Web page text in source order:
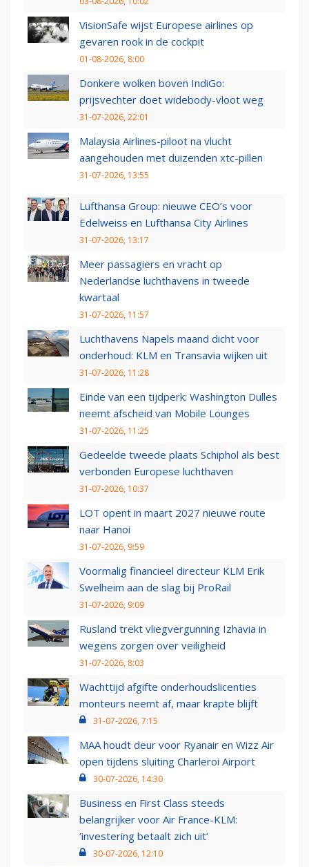
VisionSafe wijst Europese airlines op
gevaren rook in de cockpit
01-08-2026, 8:00
Donkere wolken boven IndiGo:
prijsvechter doet widebody-vloot weg
31-07-2026, 22:01
Malaysia Airlines-piloot na vlucht
aangehouden met duizenden xtc-pillen
31-07-2026, 13:55
Lufthansa Group: nieuwe CEO’s voor
Edelweiss en Lufthansa City Airlines
31-07-2026, 13:17
Meer passagiers en vracht op
Nederlandse luchthavens in tweede
kwartaal
31-07-2026, 11:57
Luchthavens Napels maand dicht voor
onderhoud: KLM en Transavia wijken uit
31-07-2026, 11:28
Einde van een tijdperk: Washington Dulles
neemt afscheid van Mobile Lounges
31-07-2026, 11:25
Gedeelde tweede plaats Schiphol als best
verbonden Europese luchthaven
31-07-2026, 10:37
LOT opent in maart 2027 nieuwe route
naar Hanoi
31-07-2026, 9:59
Voormalig financieel directeur KLM Erik
Swelheim aan de slag bij ProRail
31-07-2026, 9:09
Rusland trekt vliegvergunning Izhavia in
wegens zorgen over veiligheid
31-07-2026, 8:03
Wachttijd afgifte onderhoudslicenties
monteurs neemt af, maar krapte blijft
31-07-2026, 7:15
MAA houdt deur voor Ryanair en Wizz Air
open tijdens sluiting Charleroi Airport
30-07-2026, 14:30
Business en First Class steeds
belangrijker voor Air France-KLM:
‘investering betaalt zich uit’
30-07-2026, 12:10